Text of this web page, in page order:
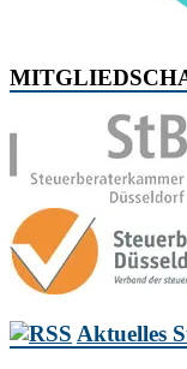
Aktuelles